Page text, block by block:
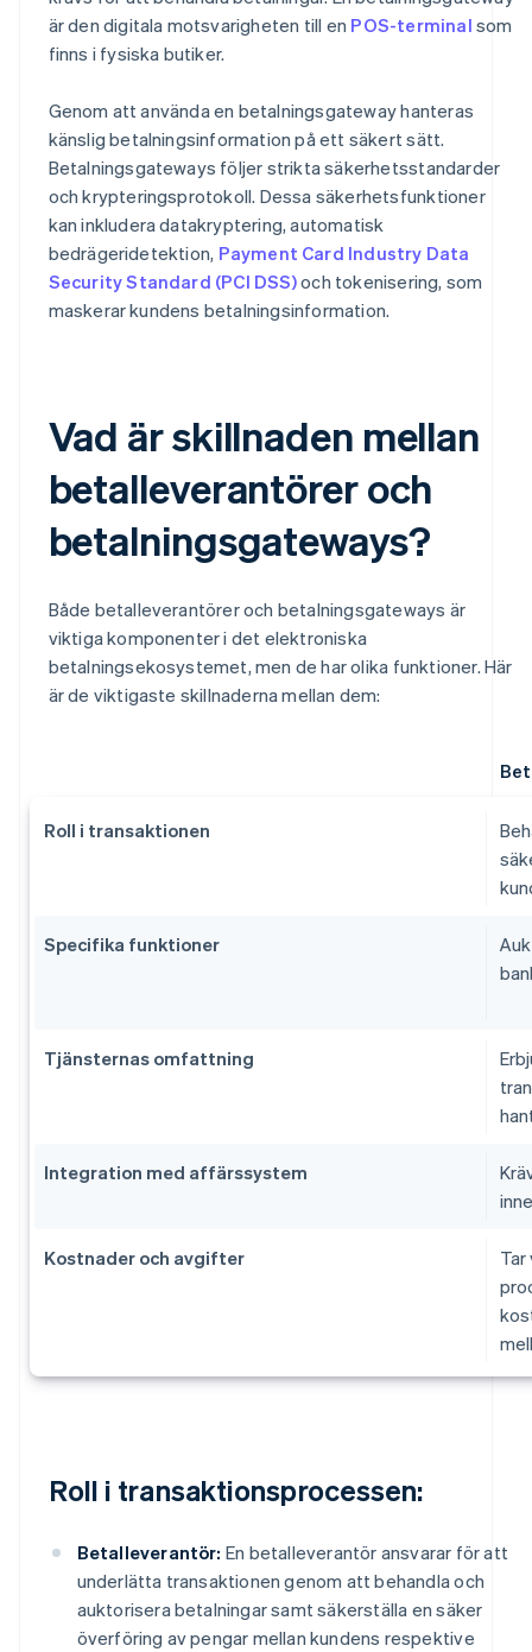
är den digitala motsvarigheten till en POS-terminal som
finns i fysiska butiker.
Genom att använda en betalningsgateway hanteras
känslig betalningsinformation på ett säkert sätt.
Betalningsgateways följer strikta säkerhetsstandarder
och krypteringsprotokoll. Dessa säkerhetsfunktioner
kan inkludera datakryptering, automatisk
bedrägeridetektion, Payment Card Industry Data
Security Standard (PCI DSS)och tokenisering, som
maskerar kundens betalningsinformation.
Vad är skillnaden mellan
betalleverantörer och
betalningsgateways?
Både betalleverantörer och betalningsgateways är
viktiga komponenter i det elektroniska
betalningsekosystemet, men de har olika funktioner. Här
är de viktigaste skillnaderna mellan dem:
Roll i transaktionen
Specifika funktioner
Tjänsternas omfattning
Integration med affärssystem
Kostnader och avgifter
Roll i transaktionsprocessen:
Betalleverantör: En betalleverantör ansvarar för att
underlätta transaktionen genom att behandla och
auktorisera betalningar samt säkerställa en säker
överföring av pengar mellan kundens respektive